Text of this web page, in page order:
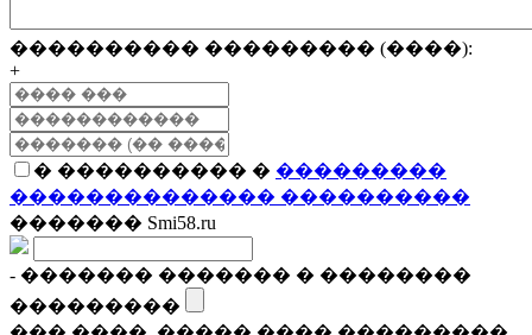
���������� ��������� (����):
+
� ���������� � ���������
�������������� ����������
������� Smi58.ru
- ������� ������� � ��������
���������